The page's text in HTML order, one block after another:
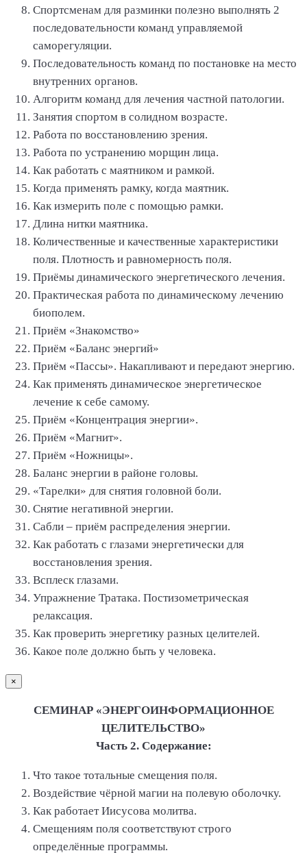
Спортсменам для разминки полезно выполнять 2
последовательности команд управляемой
саморегуляции.
Последовательность команд по постановке на место
внутренних органов.
Алгоритм команд для лечения частной патологии.
Занятия спортом в солидном возрасте.
Работа по восстановлению зрения.
Работа по устранению морщин лица.
Как работать с маятником и рамкой.
Когда применять рамку, когда маятник.
Как измерить поле с помощью рамки.
Длина нитки маятника.
Количественные и качественные характеристики
поля. Плотность и равномерность поля.
Приёмы динамического энергетического лечения.
Практическая работа по динамическому лечению
биополем.
Приём «Знакомство»
Приём «Баланс энергий»
Приём «Пассы». Накапливают и передают энергию.
Как применять динамическое энергетическое
лечение к себе самому.
Приём «Концентрация энергии».
Приём «Магнит».
Приём «Ножницы».
Баланс энергии в районе головы.
«Тарелки» для снятия головной боли.
Снятие негативной энергии.
Сабли – приём распределения энергии.
Как работать с глазами энергетически для
восстановления зрения.
Всплеск глазами.
Упражнение Тратака. Постизометрическая
релаксация.
Как проверить энергетику разных целителей.
Какое поле должно быть у человека.
×
СЕМИНАР «ЭНЕРГОИНФОРМАЦИОННОЕ
ЦЕЛИТЕЛЬСТВО»
Часть 2. Содержание:
Что такое тотальные смещения поля.
Воздействие чёрной магии на полевую оболочку.
Как работает Иисусова молитва.
Смещениям поля соответствуют строго
определённые программы.